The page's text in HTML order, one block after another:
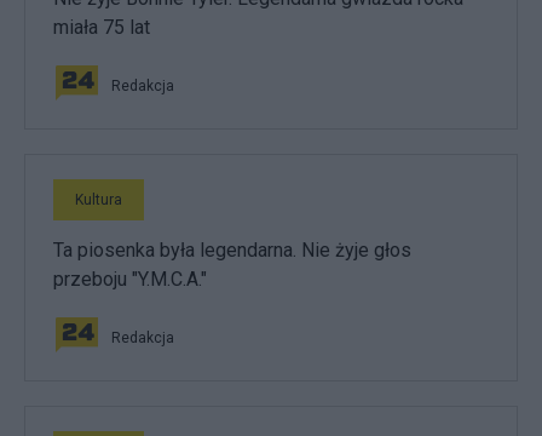
miała 75 lat
Redakcja
Kultura
Ta piosenka była legendarna. Nie żyje głos
przeboju "Y.M.C.A."
Redakcja